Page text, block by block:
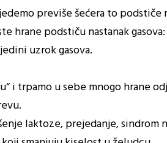
previše šećera to podstiče
hrane podstiču nastanak
uzrok gasova.
i trpamo u sebe mnogo hrane
laktoze, prejedanje, sindrom